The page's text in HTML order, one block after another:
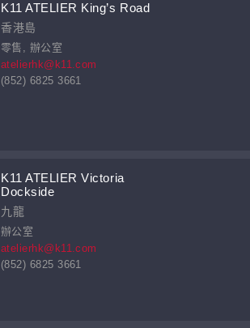
K11 ATELIER King’s Road
香港島
零售, 辦公室
atelierhk@k11.com
(852) 6825 3661
K11 ATELIER Victoria
Dockside
九龍
辦公室
atelierhk@k11.com
(852) 6825 3661